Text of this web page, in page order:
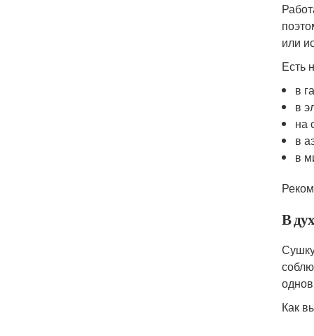
или
Есть
в
в
на
в
в
В
Как